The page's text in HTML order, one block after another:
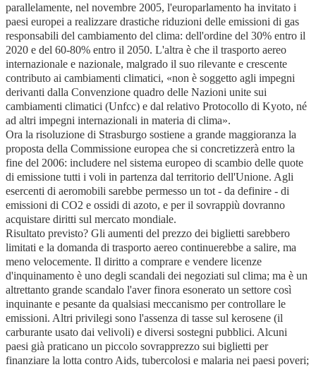
parallelamente, nel novembre 2005, l'europarlamento ha invitato i
paesi europei a realizzare drastiche riduzioni delle emissioni di gas
responsabili del cambiamento del clima: dell'ordine del 30% entro il
2020 e del 60-80% entro il 2050. L'altra è che il trasporto aereo
internazionale e nazionale, malgrado il suo rilevante e crescente
contributo ai cambiamenti climatici, «non è soggetto agli impegni
derivanti dalla Convenzione quadro delle Nazioni unite sui
cambiamenti climatici (Unfcc) e dal relativo Protocollo di Kyoto, né
ad altri impegni internazionali in materia di clima».
Ora la risoluzione di Strasburgo sostiene a grande maggioranza la
proposta della Commissione europea che si concretizzerà entro la
fine del 2006: includere nel sistema europeo di scambio delle quote
di emissione tutti i voli in partenza dal territorio dell'Unione. Agli
esercenti di aeromobili sarebbe permesso un tot - da definire - di
emissioni di CO2 e ossidi di azoto, e per il sovrappiù dovranno
acquistare diritti sul mercato mondiale.
Risultato previsto? Gli aumenti del prezzo dei biglietti sarebbero
limitati e la domanda di trasporto aereo continuerebbe a salire, ma
meno velocemente. Il diritto a comprare e vendere licenze
d'inquinamento è uno degli scandali dei negoziati sul clima; ma è un
altrettanto grande scandalo l'aver finora esonerato un settore così
inquinante e pesante da qualsiasi meccanismo per controllare le
emissioni. Altri privilegi sono l'assenza di tasse sul kerosene (il
carburante usato dai velivoli) e diversi sostegni pubblici. Alcuni
paesi già praticano un piccolo sovrapprezzo sui biglietti per
finanziare la lotta contro Aids, tubercolosi e malaria nei paesi poveri;